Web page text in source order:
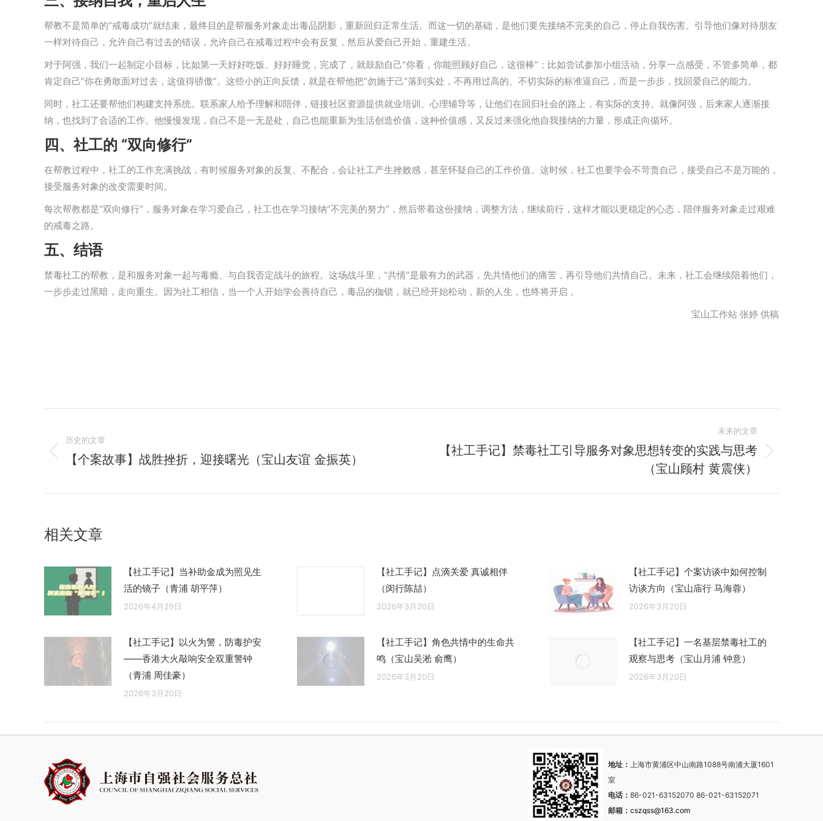
帮教不是简单的“戒毒成功”就结束，最终目的是帮服务对象走出毒品阴影，重新回归正常生活。而这一切的基础，是他们要先接纳不完美的自己，停止自我伤害。引导他们像对待朋友
一样对待自己，允许自己有过去的错误，允许自己在戒毒过程中会有反复，然后从爱自己开始，重建生活。
对于阿强，我们一起制定小目标，比如第一天好好吃饭、好好睡觉，完成了，就鼓励自己“你看，你能照顾好自己，这很棒”；比如尝试参加小组活动，分享一点感受，不管多简单，都
肯定自己“你在勇敢面对过去，这值得骄傲”。这些小的正向反馈，就是在帮他把“勿施于己”落到实处，不再用过高的、不切实际的标准逼自己，而是一步步，找回爱自己的能力。
同时，社工还要帮他们构建支持系统。联系家人给予理解和陪伴，链接社区资源提供就业培训、心理辅导等，让他们在回归社会的路上，有实际的支持。就像阿强，后来家人逐渐接
纳，也找到了合适的工作。他慢慢发现，自己不是一无是处，自己也能重新为生活创造价值，这种价值感，又反过来强化他自我接纳的力量，形成正向循环。
四、社工的 “双向修行”
在帮教过程中，社工的工作充满挑战，有时候服务对象的反复、不配合，会让社工产生挫败感，甚至怀疑自己的工作价值。这时候，社工也要学会不苛责自己，接受自己不是万能的，
接受服务对象的改变需要时间。
每次帮教都是“双向修行”，服务对象在学习爱自己，社工也在学习接纳“不完美的努力”，然后带着这份接纳，调整方法，继续前行，这样才能以更稳定的心态，陪伴服务对象走过艰难
的戒毒之路。
五、结语
禁毒社工的帮教，是和服务对象一起与毒瘾、与自我否定战斗的旅程。这场战斗里，“共情”是最有力的武器，先共情他们的痛苦，再引导他们共情自己。未来，社工会继续陪着他们，
一步步走过黑暗，走向重生。因为社工相信，当一个人开始学会善待自己，毒品的枷锁，就已经开始松动，新的人生，也终将开启 。
宝山工作站 张婷 供稿
章
航
历史的文章
历
的
章：
【个案故事】战胜挫折，迎接曙光（宝山友谊 金振英）
未来的文章
的
【社工手记】禁毒社工引导服务对象思想转变的实践与思考
（宝山顾村 黄震侠）
相关文章
【社工手记】当补助金成为照见生
活的镜子（青浦 胡平萍）
2026年4月29日
【社工手记】点滴关爱 真诚相伴
（闵行陈喆）
2026年3月20日
【社工手记】个案访谈中如何控制
访谈方向（宝山庙行 马海蓉）
2026年3月20日
【社工手记】以火为警，防毒护安
——香港大火敲响安全双重警钟
（青浦 周佳豪）
2026年3月20日
【社工手记】角色共情中的生命共
鸣（宝山吴淞 俞鹰）
2026年3月20日
【社工手记】一名基层禁毒社工的
观察与思考（宝山月浦 钟意）
2026年3月20日
地址：上海市黄浦区中山南路1088号南浦大厦1601
室
电话：86-021-63152070 86-021-63152071
邮箱：cszqss@163.com